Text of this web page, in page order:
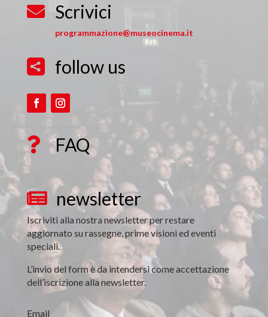
 Scrivici
programmazione@museocinema.it
 follow us
 FAQ
 newsletter
Iscriviti alla nostra newsletter per restare
aggiornato su rassegne, prime visioni ed eventi
speciali.
L’invio del form è da intendersi come accettazione
dell’iscrizione alla newsletter.
Email